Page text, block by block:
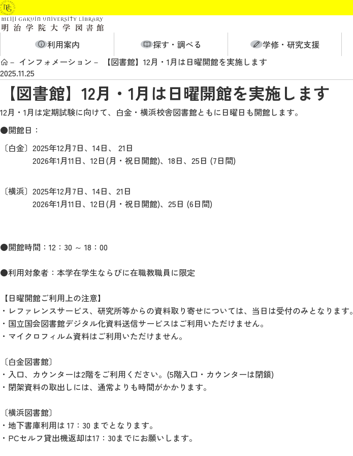
利用案内
探す・調べる 学修・研究支援
インフォメーション
【図書館】12月・1月は日曜開館を実施します
2025.11.25
【図書館】12月・1月は日曜開館を実施します
12月・1月は定期試験に向けて、白金・横浜校舎図書館ともに日曜日も開館します。
●開館日：
〔白金〕2025年12月7日、14日、 21日
2026年1月11日、12日(月・祝日開館)、18日、25日 (7日間)
〔横浜〕2025年12月7日、14日、21日
2026年1月11日、12日(月・祝日開館)、25日 (6日間)
●開館時間：12：30 ～ 18：00
●利用対象者：本学在学生ならびに在職教職員に限定
【日曜開館ご利用上の注意】
・レファレンスサービス、研究所等からの資料取り寄せについては、当日は受付のみとなります。
・国立国会図書館デジタル化資料送信サービスはご利用いただけません。
・マイクロフィルム資料はご利用いただけません。
〔白金図書館〕
・入口、カウンターは2階をご利用ください。(5階入口・カウンターは閉鎖)
・閉架資料の取出しには、通常よりも時間がかかります。
〔横浜図書館〕
・地下書庫利用は 17：30 までとなります。
・PCセルフ貸出機返却は17：30までにお願いします。